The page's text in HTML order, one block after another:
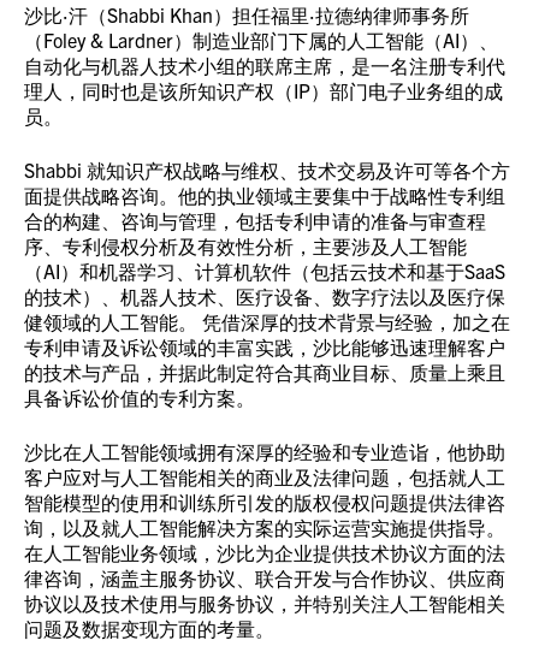
沙比·汗（Shabbi Khan）担任福里·拉德纳律师事务所
（Foley & Lardner）制造业部门下属的人工智能（AI）、
自动化与机器人技术小组的联席主席，是一名注册专利代
理人，同时也是该所知识产权（IP）部门电子业务组的成
员。
Shabbi 就知识产权战略与维权、技术交易及许可等各个方
面提供战略咨询。他的执业领域主要集中于战略性专利组
合的构建、咨询与管理，包括专利申请的准备与审查程
序、专利侵权分析及有效性分析，主要涉及人工智能
（AI）和机器学习、计算机软件（包括云技术和基于SaaS
的技术）、机器人技术、医疗设备、数字疗法以及医疗保
健领域的人工智能。 凭借深厚的技术背景与经验，加之在
专利申请及诉讼领域的丰富实践，沙比能够迅速理解客户
的技术与产品，并据此制定符合其商业目标、质量上乘且
具备诉讼价值的专利方案。
沙比在人工智能领域拥有深厚的经验和专业造诣，他协助
客户应对与人工智能相关的商业及法律问题，包括就人工
智能模型的使用和训练所引发的版权侵权问题提供法律咨
询，以及就人工智能解决方案的实际运营实施提供指导。
在人工智能业务领域，沙比为企业提供技术协议方面的法
律咨询，涵盖主服务协议、联合开发与合作协议、供应商
协议以及技术使用与服务协议，并特别关注人工智能相关
问题及数据变现方面的考量。